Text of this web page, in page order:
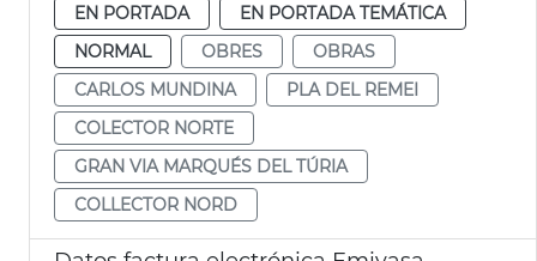
EN PORTADA
EN PORTADA TEMÁTICA
NORMAL
OBRES
OBRAS
CARLOS MUNDINA
PLA DEL REMEI
COLECTOR NORTE
GRAN VIA MARQUÉS DEL TÚRIA
COLLECTOR NORD